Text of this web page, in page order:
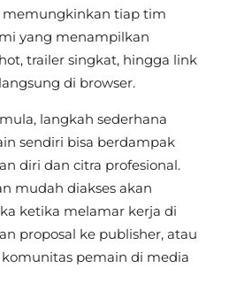
memungkinkan tiap tim
yang menampilkan
trailer singkat, hingga link
di browser.
langkah sederhana
sendiri bisa berdampak
diri dan citra profesional.
mudah diakses akan
ketika melamar kerja di
proposal ke publisher, atau
pemain di media